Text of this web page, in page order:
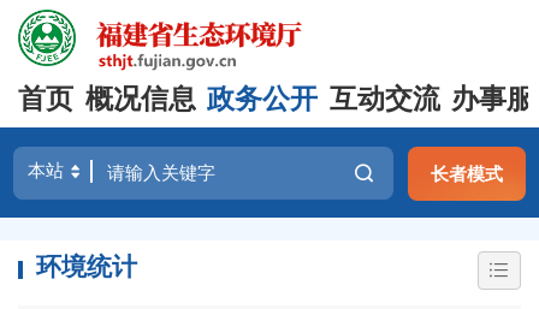
首页 概况信息 政务公开 互动交流 办事
长者模式
环境统计